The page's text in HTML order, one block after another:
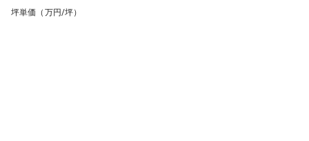
坪単価（万円/坪）